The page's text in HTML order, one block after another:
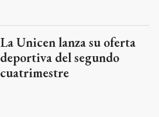
La Unicen lanza su oferta
deportiva del segundo
cuatrimestre